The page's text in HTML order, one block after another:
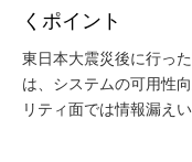
くポイント
東日本大震災後に行っ
は、システムの可用性
リティ面では情報漏え